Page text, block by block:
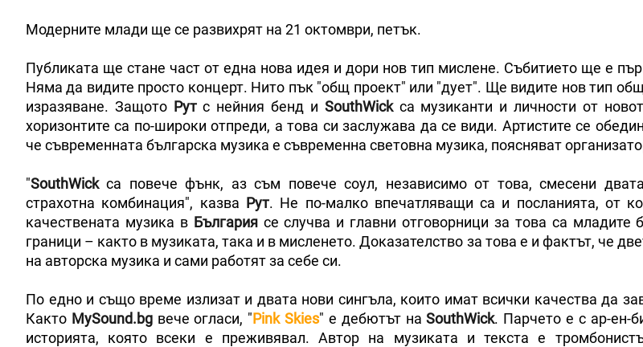
Модерните млади ще се развихрят на 21 октомври, петък.
Публиката ще стане част от една нова идея и дори нов тип мислене. Събитието ще е
Няма да видите просто концерт. Нито пък "общ проект" или "дует". Ще видите нов тип
изразяване. Защото Рутс нейния бенд и SouthWickса музиканти и личности от
хоризонтите са по-широки отпреди, а това си заслужава да се види. Артистите се
че съвременната българска музика е съвременна световна музика, поясняват
"SouthWickса повече фънк, аз съм повече соул, независимо от това, смесени
страхотна комбинация", казва Рут. Не по-малко впечатляващи са и посланията, от
качествената музика в Българиясе случва и главни отговорници за това са младите
граници – както в музиката, така и в мисленето. Доказателство за това е и фактът, че
на авторска музика и сами работят за себе си.
По едно и също време излизат и двата нови сингъла, които имат всички качества да
Както MySound.bgвече огласи, "Pink Skies" е дебютът наSouthWick. Парчето е с ар-ен-
историята, която всеки е преживявал. Автор на музиката и текста е